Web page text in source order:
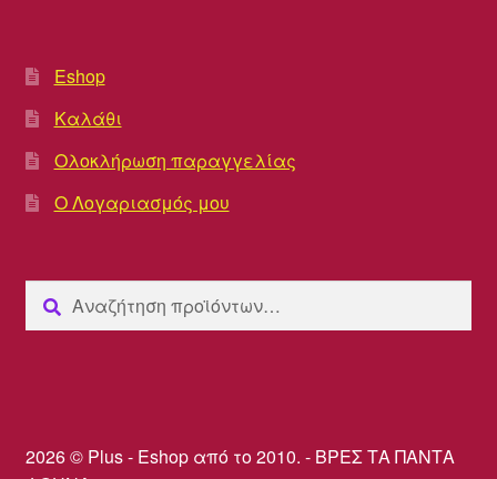
Eshop
Καλάθι
Ολοκλήρωση παραγγελίας
Ο Λογαριασμός μου
Αναζήτηση
για:
Αναζήτηση
2026 © Plus - Eshop από το 2010. - ΒΡΕΣ ΤΑ ΠΑΝΤΑ